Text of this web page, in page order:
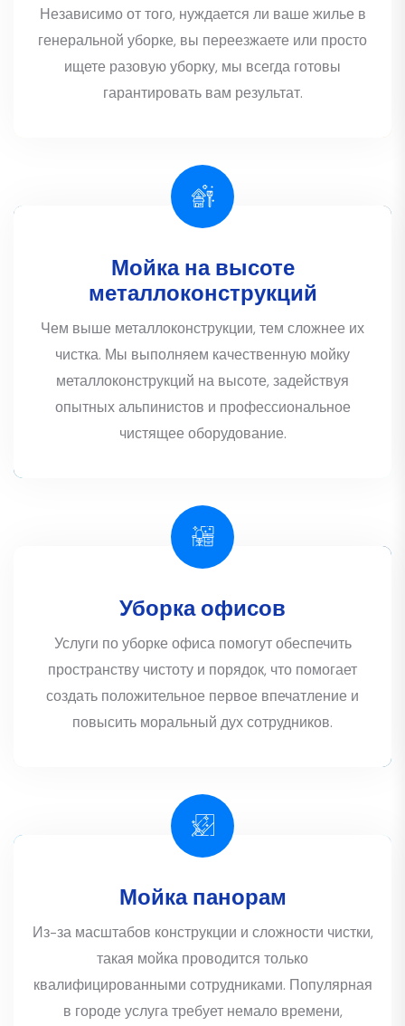
Независимо от того, нуждается ли ваше жилье в
генеральной уборке, вы переезжаете или просто
ищете разовую уборку, мы всегда готовы
гарантировать вам результат.
Мойка на высоте
металлоконструкций
Чем выше металлоконструкции, тем сложнее их
чистка. Мы выполняем качественную мойку
металлоконструкций на высоте, задействуя
опытных альпинистов и профессиональное
чистящее оборудование.
Уборка офисов
Услуги по уборке офиса помогут обеспечить
пространству чистоту и порядок, что помогает
создать положительное первое впечатление и
повысить моральный дух сотрудников.
Мойка панорам
Из-за масштабов конструкции и сложности чистки,
такая мойка проводится только
квалифицированными сотрудниками. Популярная
в городе услуга требует немало времени,